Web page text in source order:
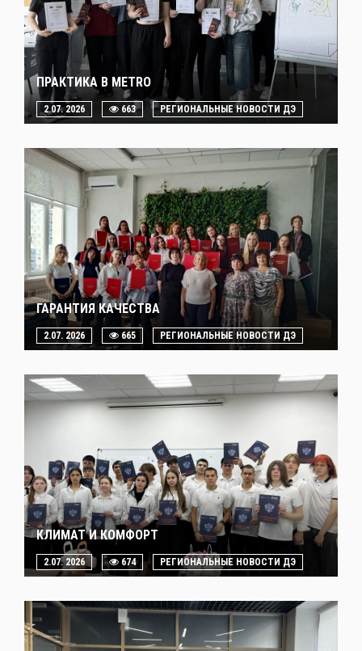
ПРАКТИКА В METRO
2.07. 2026 663 РЕГИОНАЛЬНЫЕ НОВОСТИ ДЭ
ГАРАНТИЯ КАЧЕСТВА
2.07. 2026 665 РЕГИОНАЛЬНЫЕ НОВОСТИ ДЭ
КЛИМАТ И КОМФОРТ
2.07. 2026 674 РЕГИОНАЛЬНЫЕ НОВОСТИ ДЭ